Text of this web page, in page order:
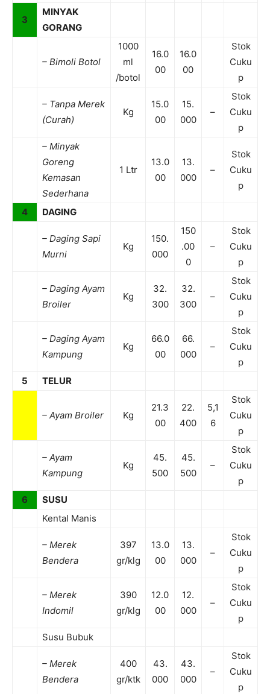
3
MINYAK
GORANG
– Bimoli Botol
1000
ml
/botol
16.0
00
16.0
00
Stok
Cuku
p
– Tanpa Merek
(Curah)
Kg
15.0
00
15.
000
–
Stok
Cuku
p
– Minyak
Goreng
Kemasan
Sederhana
1 Ltr
13.0
00
13.
000
–
Stok
Cuku
p
4 DAGING
– Daging Sapi
Murni
Kg
150.
000
150
.00
0
–
Stok
Cuku
p
– Daging Ayam
Broiler
Kg
32.
300
32.
300
–
Stok
Cuku
p
– Daging Ayam
Kampung
Kg
66.0
00
66.
000
–
Stok
Cuku
p
5
TELUR
– Ayam Broiler Kg
21.3
00
22.
400
5,1
6
Stok
Cuku
p
– Ayam
Kampung
Kg
45.
500
45.
500
–
Stok
Cuku
p
6
SUSU
Kental Manis
– Merek
Bendera
397
gr/klg
13.0
00
13.
000
–
Stok
Cuku
p
– Merek
Indomil
390
gr/klg
12.0
00
12.
000
–
Stok
Cuku
p
Susu Bubuk
– Merek
Bendera
400
gr/ktk
43.
000
43.
000
–
Stok
Cuku
p